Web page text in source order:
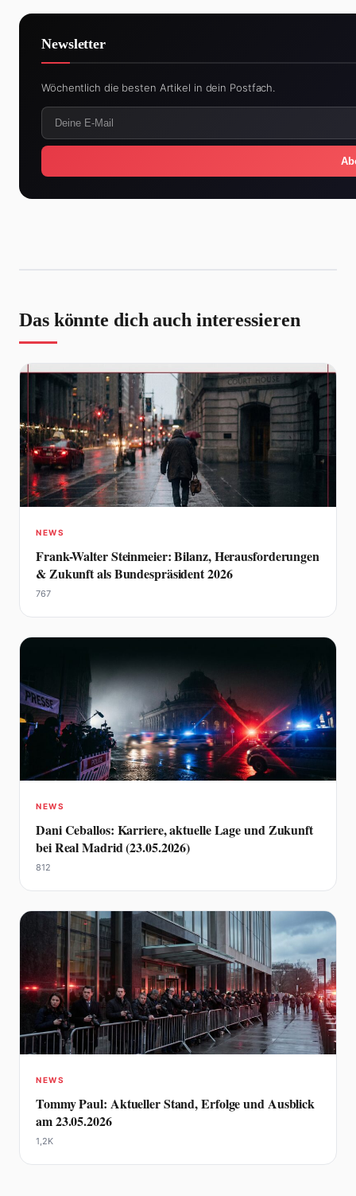
Newsletter
Wöchentlich die besten Artikel in dein Postfach.
Das könnte dich auch interessieren
NEWS
Frank-Walter Steinmeier: Bilanz, Herausforderungen
& Zukunft als Bundespräsident 2026
767
NEWS
Dani Ceballos: Karriere, aktuelle Lage und Zukunft
bei Real Madrid (23.05.2026)
812
NEWS
Tommy Paul: Aktueller Stand, Erfolge und Ausblick
am 23.05.2026
1,2K